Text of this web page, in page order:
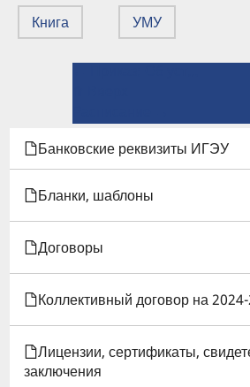
Книга УМУ
КНИГИ
ДЛЯ
ПРИКАЗ:
ОБ
УТВЕРЖДЕНИИ
СТИПЕНДИАЛЬНЫХ
КОМИССИЙ
Банковские реквизиты ИГЭУ
Бланки, шаблоны
Договоры
Коллективный договор на 2024-
Лицензии, сертификаты,
заключения